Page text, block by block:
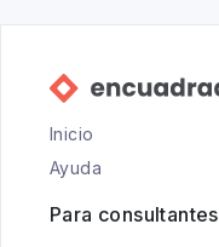
Inicio
Ayuda
Para consultantes